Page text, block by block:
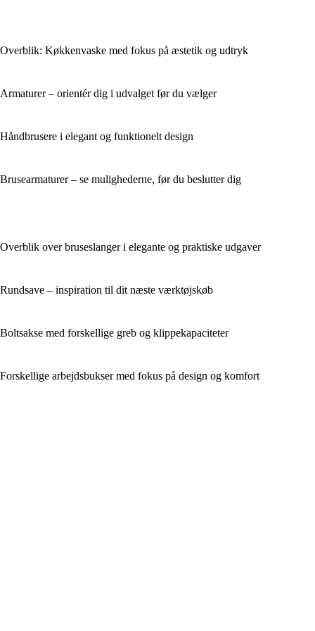
Overblik: Køkkenvaske med fokus på æstetik og udtryk
Armaturer – orientér dig i udvalget før du vælger
Håndbrusere i elegant og funktionelt design
Brusearmaturer – se mulighederne, før du beslutter dig
Overblik over bruseslanger i elegante og praktiske udgaver
Rundsave – inspiration til dit næste værktøjskøb
Boltsakse med forskellige greb og klippekapaciteter
Forskellige arbejdsbukser med fokus på design og komfort